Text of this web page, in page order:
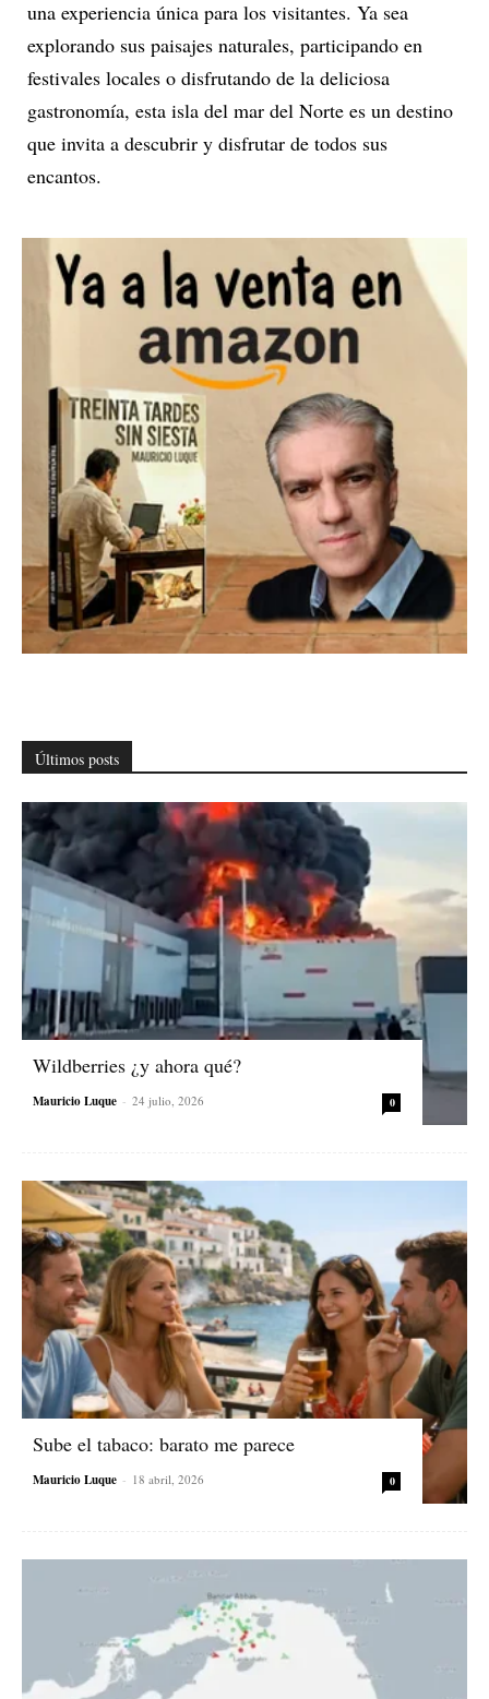
una experiencia única para los visitantes. Ya sea
explorando sus paisajes naturales, participando en
festivales locales o disfrutando de la deliciosa
gastronomía, esta isla del mar del Norte es un destino
que invita a descubrir y disfrutar de todos sus
encantos.
Últimos posts
Wildberries ¿y ahora qué?
Mauricio Luque - 24 julio, 2026 0
Sube el tabaco: barato me parece
Mauricio Luque - 18 abril, 2026 0